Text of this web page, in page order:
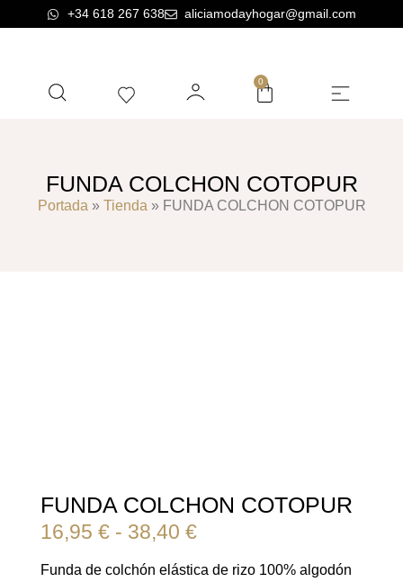
+34 618 267 638 aliciamodayhogar@gmail.com
0
FUNDA COLCHON COTOPUR
Portada » Tienda » FUNDA COLCHON COTOPUR
FUNDA COLCHON COTOPUR
16,95 € - 38,40 €
Funda de colchón elástica de rizo 100% algodón